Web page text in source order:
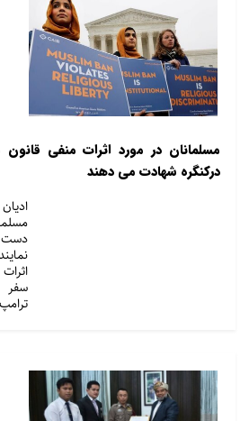
مسلمانان در مورد اثرات منفی
درکنگره شهادت می دهند
دست
سفر